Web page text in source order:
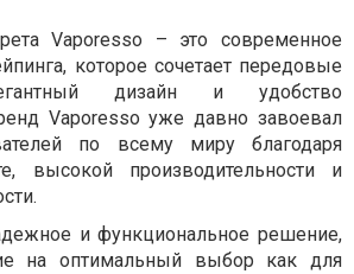
Vaporesso – это современное
которое сочетает передовые
дизайн и удобство
Vaporesso уже давно завоевал
по всему миру благодаря
высокой производительности и
и функциональное решение,
на оптимальный выбор как для